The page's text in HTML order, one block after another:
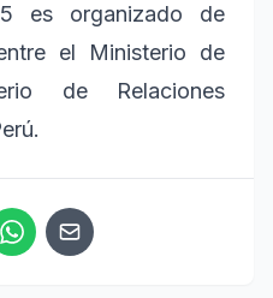
es organizado de
el Ministerio de
de Relaciones